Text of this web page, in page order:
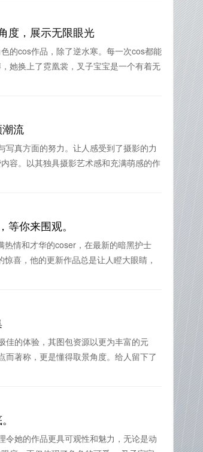
度，展示无限眼光
的cos作品，除了逆水寒。每一次cos都能
她换上了霓凰裳，叉子宝宝是一个有着无
流
写真方面的努力。让人感受到了摄影的力
容。以其独具摄影艺术感和充满萌感的作
你来围观。
情和才华的coser，在最新的暗黑护士
喜，他的更新作品总是让人瞪大眼睛，
佳的体验，其图包资源以更为丰富的元
著称，更是懂得取景角度。给人留下了
令她的作品更具可观性和魅力，无论是动